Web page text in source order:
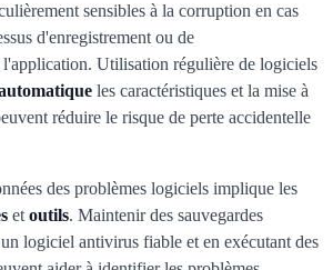
sensibles à la corruption en cas
d'enregistrement ou de
Utilisation régulière de logiciels
les caractéristiques et la mise à
réduire le risque de perte accidentelle
des problèmes logiciels implique les
et outils. Maintenir des sauvegardes
logiciel antivirus fiable et en exécutant des